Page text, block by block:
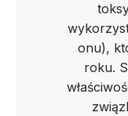
onu),
roku.